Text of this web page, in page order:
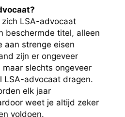
LSA-advocaat
beschermde titel, alleen
aan strenge eisen
zijn er ongeveer
slechts ongeveer
LSA-advocaat dragen.
elk jaar
weet je altijd zeker
voldoen.